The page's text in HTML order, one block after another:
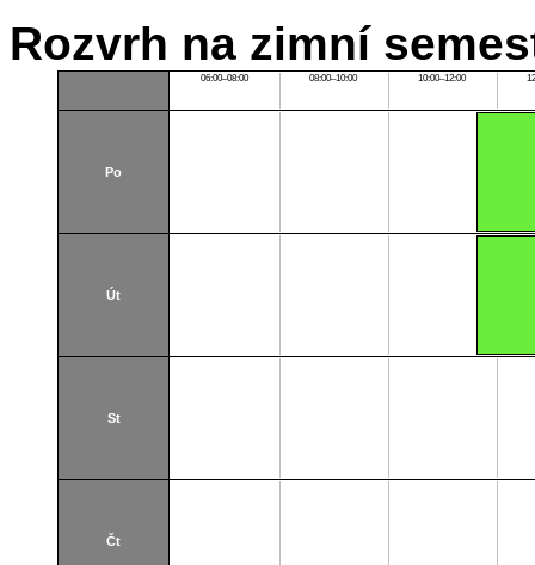
Rozvrh na zimní
06:00–08:00 08:00–10:00 10:00–12:00
Po
Út
St
Čt